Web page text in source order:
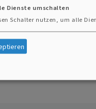
sondern der
das tut alles im
Trauung
Dienste umschalten
Schalter nutzen, um alle